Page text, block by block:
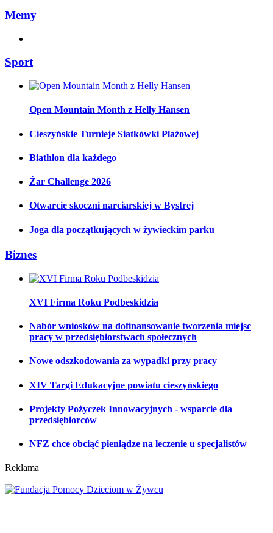
Memy
Sport
Open Mountain Month z Helly Hansen
Cieszyńskie Turnieje Siatkówki Plażowej
Biathlon dla każdego
Żar Challenge 2026
Otwarcie skoczni narciarskiej w Bystrej
Joga dla początkujących w żywieckim parku
Biznes
XVI Firma Roku Podbeskidzia
Nabór wniosków na dofinansowanie tworzenia miejsc
pracy w przedsiębiorstwach społecznych
Nowe odszkodowania za wypadki przy pracy
XIV Targi Edukacyjne powiatu cieszyńskiego
Projekty Pożyczek Innowacyjnych - wsparcie dla
przedsiębiorców
NFZ chce obciąć pieniądze na leczenie u specjalistów
Reklama